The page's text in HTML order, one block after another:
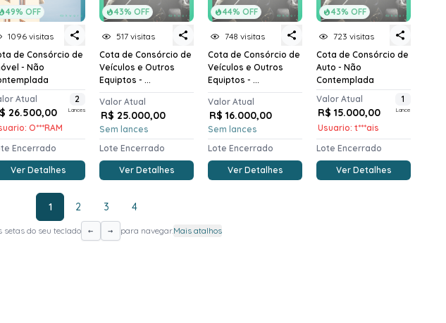
49% OFF
1096 visitas
de Consórcio de
- Não
Atual
26.500,00
O***RAM
2
Lances
Encerrado
Ver Detalhes
43% OFF
517 visitas
Cota de Consórcio de
Veículos e Outros
Equiptos - ...
Valor Atual
R$ 25.000,00
Sem lances
Lote Encerrado
Ver Detalhes
44% OFF
748 visitas
Cota de Consórcio de
Veículos e Outros
Equiptos - ...
Valor Atual
R$ 16.000,00
Sem lances
Lote Encerrado
Ver Detalhes
43% OFF
723 visitas
Cota de Consórcio de
Auto - Não
Contemplada
Valor Atual
R$ 15.000,00
Usuario: t***ais
1
Lance
Lote Encerrado
Ver Detalhes
1 2 3 4
setas do seu teclado ← → para navegar.Mais atalhos